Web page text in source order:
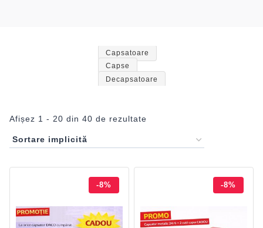
Afișez 1 - 20 din 40 de rezultate
-8% -8%
Capsatoare
Capse
Decapsatoare